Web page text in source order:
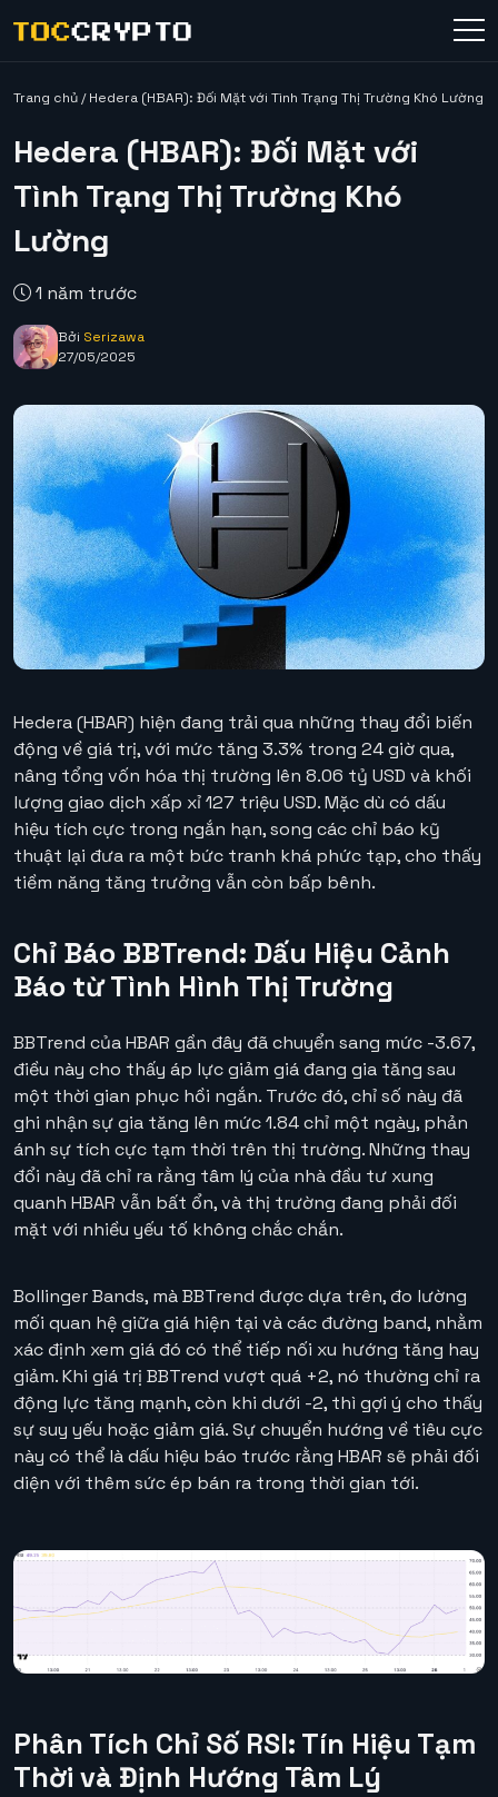
Trang chủ/Hedera (HBAR): Đối Mặt với Tình Trạng Thị Trường Khó Lường
Hedera (HBAR): Đối Mặt với
Tình Trạng Thị Trường Khó
Lường
1 năm trước
Bởi Serizawa
27/05/2025
Hedera (HBAR) hiện đang trải qua những thay đổi biến
động về giá trị, với mức tăng 3.3% trong 24 giờ qua,
nâng tổng vốn hóa thị trường lên 8.06 tỷ USD và khối
lượng giao dịch xấp xỉ 127 triệu USD. Mặc dù có dấu
hiệu tích cực trong ngắn hạn, song các chỉ báo kỹ
thuật lại đưa ra một bức tranh khá phức tạp, cho thấy
tiềm năng tăng trưởng vẫn còn bấp bênh.
Chỉ Báo BBTrend: Dấu Hiệu Cảnh
Báo từ Tình Hình Thị Trường
BBTrend của HBAR gần đây đã chuyển sang mức -3.67,
điều này cho thấy áp lực giảm giá đang gia tăng sau
một thời gian phục hồi ngắn. Trước đó, chỉ số này đã
ghi nhận sự gia tăng lên mức 1.84 chỉ một ngày, phản
ánh sự tích cực tạm thời trên thị trường. Những thay
đổi này đã chỉ ra rằng tâm lý của nhà đầu tư xung
quanh HBAR vẫn bất ổn, và thị trường đang phải đối
mặt với nhiều yếu tố không chắc chắn.
Bollinger Bands, mà BBTrend được dựa trên, đo lường
mối quan hệ giữa giá hiện tại và các đường band, nhằm
xác định xem giá đó có thể tiếp nối xu hướng tăng hay
giảm. Khi giá trị BBTrend vượt quá +2, nó thường chỉ ra
động lực tăng mạnh, còn khi dưới -2, thì gợi ý cho thấy
sự suy yếu hoặc giảm giá. Sự chuyển hướng về tiêu cực
này có thể là dấu hiệu báo trước rằng HBAR sẽ phải đối
diện với thêm sức ép bán ra trong thời gian tới.
Phân Tích Chỉ Số RSI: Tín Hiệu Tạm
Thời và Định Hướng Tâm Lý